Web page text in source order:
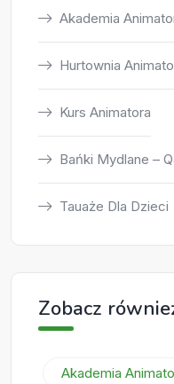
Akademia
Hurtownia
Kurs Animatora
Bańki Mydlane –
Tauaże Dla Dzieci
Zobacz
Akademia